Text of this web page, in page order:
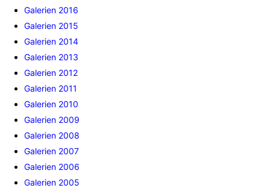
Galerien 2016
Galerien 2015
Galerien 2014
Galerien 2013
Galerien 2012
Galerien 2011
Galerien 2010
Galerien 2009
Galerien 2008
Galerien 2007
Galerien 2006
Galerien 2005